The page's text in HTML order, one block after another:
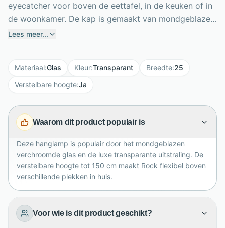
eyecatcher voor boven de eettafel, in de keuken of in
de woonkamer. De kap is gemaakt van mondgeblazen
verchroomd glas, waardoor de lamp een luxe,
armatuur geplaatst, wat het ontwerp extra bijzonder
maakt. Met een breedte en diepte van 25 cm en een
aan jouw ruimte aan. De E27 fitting is geschikt voor
een lichtbron tot 60 watt en zorgt voor sfeervolle
Lees meer...
Materiaal:Glas Kleur:Transparant Breedte:25
Verstelbare hoogte:Ja
Waarom dit product populair is
Deze hanglamp is populair door het mondgeblazen
verchroomde glas en de luxe transparante uitstraling. De
verstelbare hoogte tot 150 cm maakt Rock flexibel boven
verschillende plekken in huis.
Voor wie is dit product geschikt?